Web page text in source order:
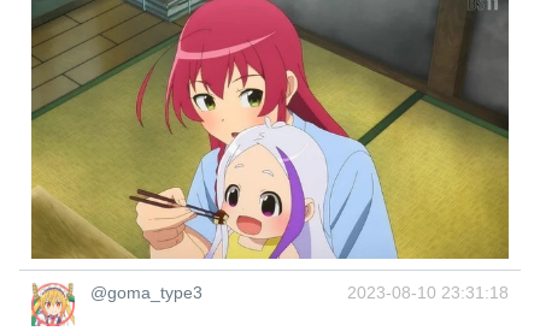
@goma_type3 2023-08-10 23:31:18